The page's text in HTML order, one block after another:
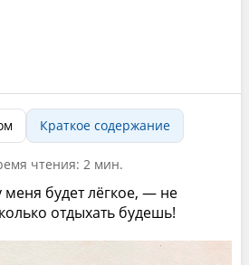
Краткое содержание
чтения: 2 мин.
меня будет лёгкое, — не
отдыхать будешь!